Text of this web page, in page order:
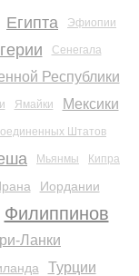
Египта Эфиопии
Сенегала
Республики
Ямайки Мексики
Штатов
Мьянмы Кипра
Иордании
Филиппинов
Ланки
Турции